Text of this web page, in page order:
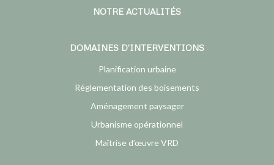
NOTRE ACTUALITÉS
DOMAINES D’INTERVENTIONS
Planification urbaine
Réglementation des boisements
Aménagement paysager
Urbanisme opérationnel
Maîtrise d’œuvre VRD